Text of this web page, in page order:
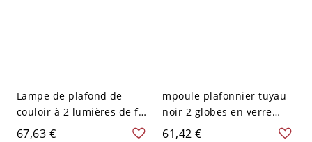
Lampe de plafond de
couloir à 2 lumières de fer
de tuyau d'eau semi-
67,63 €
mpoule plafonnier tuyau
noir 2 globes en verre
ambré antique semi-
61,42 €